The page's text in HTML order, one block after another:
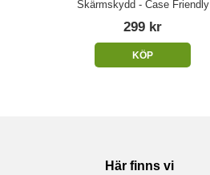
Skärmskydd - Case Friendly
299 kr
KÖP
Här finns vi